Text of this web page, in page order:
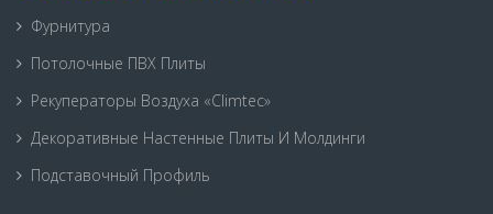
Фурнитура
Потолочные ПВХ Плиты
Рекуператоры Воздуха «Climtec»
Декоративные Настенные Плиты И Молдинги
Подставочный Профиль